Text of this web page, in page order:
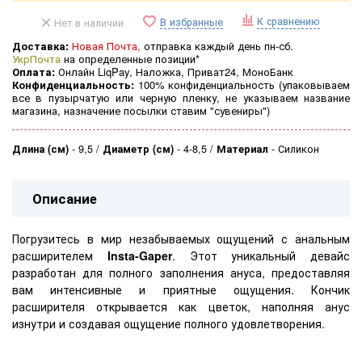
Нет в наличии В избранные К сравнению
Доставка: Новая Почта, отправка каждый день пн-сб.
УкрПочта на определенные позиции*
Оплата: Онлайн LiqPay, Наложка, Приват24, МоноБанк
Конфиденциальность: 100% конфиденциальность (упаковываем
все в пузырчатую или черную пленку, не указываем название
магазина, назначение посылки ставим "сувениры")
Длина (см) - 9,5 Диаметр (см) - 4-8,5 Материал - Силикон
Описание
Погрузитесь в мир незабываемых ощущений с анальным
расширителем Insta-Gaper. Этот уникальный девайс
разработан для полного заполнения ануса, предоставляя
вам интенсивные и приятные ощущения. Кончик
расширителя открывается как цветок, наполняя анус
изнутри и создавая ощущение полного удовлетворения.